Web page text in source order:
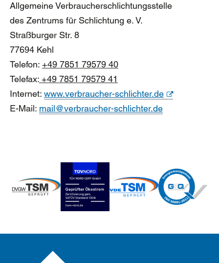
Allgemeine Verbraucherschlichtungsstelle
des Zentrums für Schlichtung e. V.
Straßburger Str. 8
77694 Kehl
Telefon: +49 7851 79579 40
Telefax: +49 7851 79579 41
Internet: www.verbraucher-schlichter.de
E-Mail: mail@verbraucher-schlichter.de